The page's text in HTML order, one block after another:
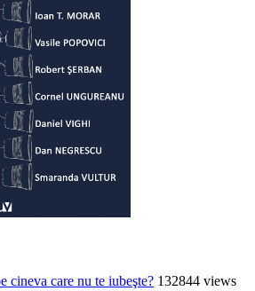
cineva care nu te iubeşte? 132844 views